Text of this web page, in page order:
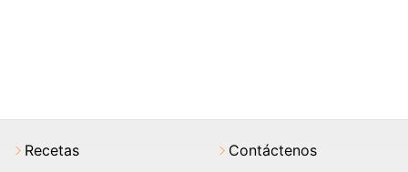
Recetas Contáctenos